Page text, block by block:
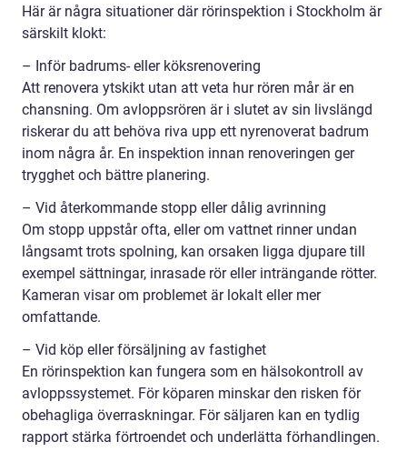
Här är några situationer där rörinspektion i Stockholm är
särskilt klokt:
– Inför badrums- eller köksrenovering
Att renovera ytskikt utan att veta hur rören mår är en
chansning. Om avloppsrören är i slutet av sin livslängd
riskerar du att behöva riva upp ett nyrenoverat badrum
inom några år. En inspektion innan renoveringen ger
trygghet och bättre planering.
– Vid återkommande stopp eller dålig avrinning
Om stopp uppstår ofta, eller om vattnet rinner undan
långsamt trots spolning, kan orsaken ligga djupare till
exempel sättningar, inrasade rör eller inträngande rötter.
Kameran visar om problemet är lokalt eller mer
omfattande.
– Vid köp eller försäljning av fastighet
En rörinspektion kan fungera som en hälsokontroll av
avloppssystemet. För köparen minskar den risken för
obehagliga överraskningar. För säljaren kan en tydlig
rapport stärka förtroendet och underlätta förhandlingen.